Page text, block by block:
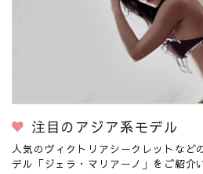
注目のアジア系モデル
人気のヴィクトリアシークレットなど
デル「ジェラ・マリアーノ」をご紹介